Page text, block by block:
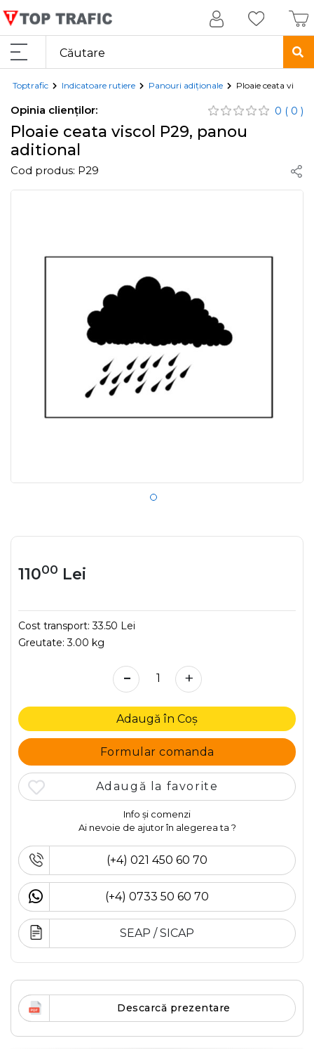
Toptrafic Indicatoare rutiere Panouri adiționale Ploaie ceata
Opinia clienților: 0 ( 0 )
Ploaie ceata viscol P29, panou
aditional
Cod produs: P29
11000 Lei
Cost transport:33.50 Lei
Greutate:3.00 kg
- +
Adaugă în Coș
Formular comanda
Adaugă la favorite
Info și comenzi
Ai nevoie de ajutor în alegerea ta ?
(+4) 021 450 60 70
(+4) 0733 50 60 70
SEAP / SICAP
Descarcă prezentare